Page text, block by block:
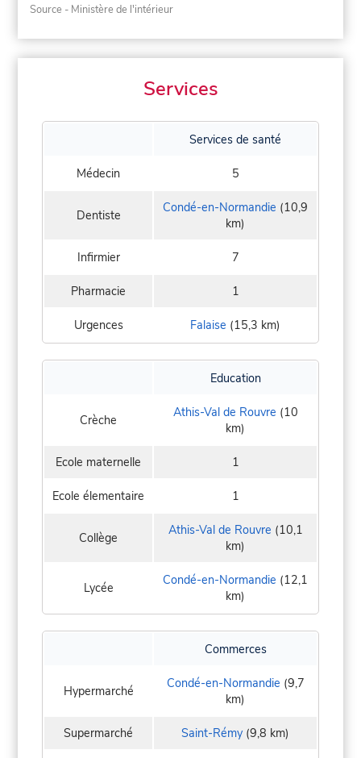
Source - Ministère de l'intérieur
Services
Services de santé
Médecin 5
Dentiste Condé-en-Normandie (10,9
km)
Infirmier 7
Pharmacie 1
Urgences Falaise (15,3 km)
Education
Crèche Athis-Val de Rouvre (10
km)
Ecole maternelle 1
Ecole élementaire 1
Collège Athis-Val de Rouvre (10,1
km)
Lycée Condé-en-Normandie (12,1
km)
Commerces
Hypermarché Condé-en-Normandie (9,7
km)
Supermarché Saint-Rémy (9,8 km)